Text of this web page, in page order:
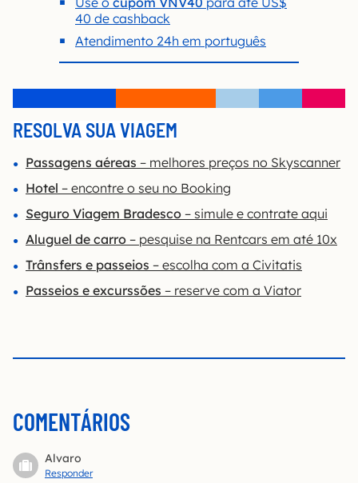
40 de cashback
Atendimento 24h em português
RESOLVA SUA VIAGEM
Passagens aéreas – melhores preços no Skyscanner
Hotel – encontre o seu no Booking
Seguro Viagem Bradesco – simule e contrate aqui
Aluguel de carro – pesquise na Rentcars em até 10x
Trânsfers e passeios – escolha com a Civitatis
Passeios e excurssões – reserve com a Viator
COMENTÁRIOS
Alvaro
Responder